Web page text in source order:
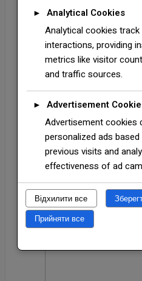
ТЕРМАСТИЛ
кількість
Опис
Купити-
для
КП-3 —
3005 matt
►
Analytical Cookies
Analytical cookies
interactions, providing
metrics like visitor
and traffic sources.
►
Advertisement
Advertisement cookies
personalized ads
previous visits and
effectiveness of ad
Відхилити все
Прийняти все